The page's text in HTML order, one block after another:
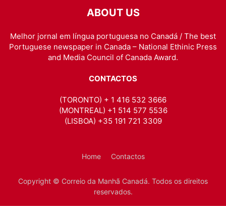
ABOUT US
Melhor jornal em língua portuguesa no Canadá / The best
Portuguese newspaper in Canada – National Ethinic Press
and Media Council of Canada Award.
CONTACTOS
(TORONTO) + 1 416 532 3666
(MONTREAL) +1 514 577 5536
(LISBOA) +35 191 721 3309
Home Contactos
Copyright © Correio da Manhã Canadá. Todos os direitos
reservados.